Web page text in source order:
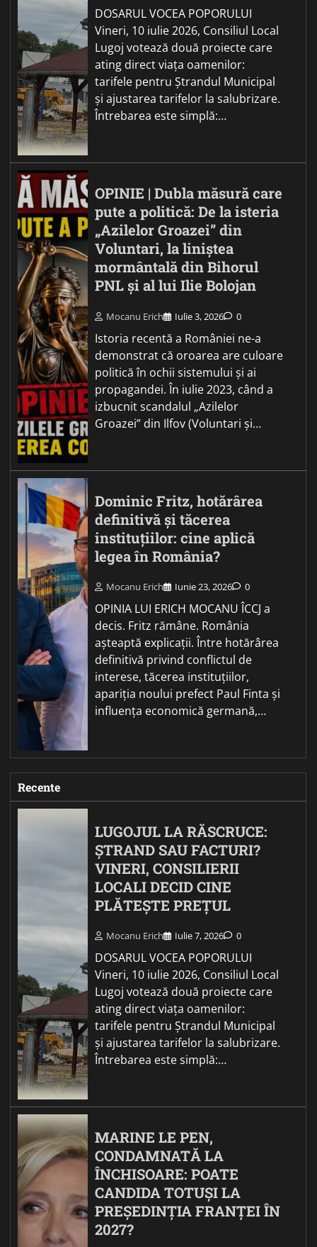
DOSARUL VOCEA POPORULUI
Vineri, 10 iulie 2026, Consiliul Local
Lugoj votează două proiecte care
ating direct viața oamenilor:
tarifele pentru Ștrandul Municipal
și ajustarea tarifelor la salubrizare.
Întrebarea este simplă:…
OPINIE | Dubla măsură care
pute a politică: De la isteria
„Azilelor Groazei” din
Voluntari, la liniștea
mormântală din Bihorul
PNL și al lui Ilie Bolojan
Mocanu Erich Iulie 3, 2026 0
Istoria recentă a României ne-a
demonstrat că oroarea are culoare
politică în ochii sistemului și ai
propagandei. În iulie 2023, când a
izbucnit scandalul „Azilelor
Groazei” din Ilfov (Voluntari și…
Dominic Fritz, hotărârea
definitivă și tăcerea
instituțiilor: cine aplică
legea în România?
Mocanu Erich Iunie 23, 2026 0
OPINIA LUI ERICH MOCANU ÎCCJ a
decis. Fritz rămâne. România
așteaptă explicații. Între hotărârea
definitivă privind conflictul de
interese, tăcerea instituțiilor,
apariția noului prefect Paul Finta și
influența economică germană,…
Recente
LUGOJUL LA RĂSCRUCE:
ȘTRAND SAU FACTURI?
VINERI, CONSILIERII
LOCALI DECID CINE
PLĂTEȘTE PREȚUL
Mocanu Erich Iulie 7, 2026 0
DOSARUL VOCEA POPORULUI
Vineri, 10 iulie 2026, Consiliul Local
Lugoj votează două proiecte care
ating direct viața oamenilor:
tarifele pentru Ștrandul Municipal
și ajustarea tarifelor la salubrizare.
Întrebarea este simplă:…
MARINE LE PEN,
CONDAMNATĂ LA
ÎNCHISOARE: POATE
CANDIDA TOTUȘI LA
PREȘEDINȚIA FRANȚEI ÎN
2027?